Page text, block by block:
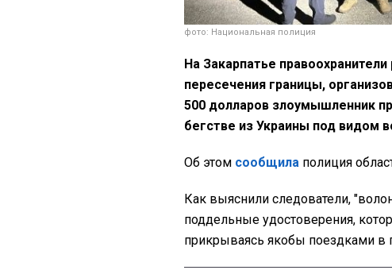
фото: Национальная полиция
На Закарпатье
пересечения границы,
500 долларов злоумышленник
бегстве из Украины под видом
Об этом сообщила полиция
Как выяснили следователи,
поддельные удостоверения,
прикрываясь якобы поездками в